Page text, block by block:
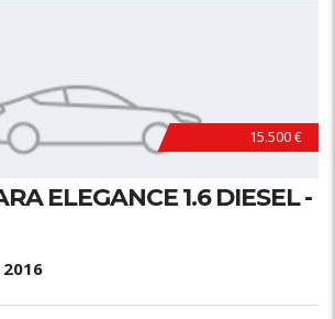
15.500 €
ELEGANCE 1.6 DIESEL -
2016